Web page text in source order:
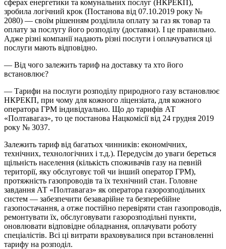
сферах енергетики та комунальних послуг (НКРЕКП),
зробила логічний крок (Постанова від 07.10.2019 року №
2080) — своїм рішенням розділила оплату за газ як товар та
оплату за послугу його розподілу (доставки). І це правильно.
Адже різні компанії надають різні послуги і оплачуватися ці
послуги мають відповідно.
— Від чого залежить тариф на доставку та хто його
встановлює?
— Тарифи на послуги розподілу природного газу встановлює
НКРЕКП, при чому для кожного ліцензіата, для кожного
оператора ГРМ індивідуально. Що до тарифів АТ
«Полтавагаз», то це постанова Нацкомісії від 24 грудня 2019
року № 3037.
Залежить тариф від багатьох чинників: економічних,
технічних, технологічних і т.д.). Передусім до уваги береться
щільність населення (кількість споживачів газу на певній
території, яку обслуговує той чи інший оператор ГРМ),
протяжність газопроводів та їх технічний стан. Головне
завдання АТ «Полтавагаз» як оператора газорозподільних
систем — забезпечити безаварійне та безперебійне
газопостачання, а отже постійно перевіряти стан газопроводів,
ремонтувати їх, обслуговувати газорозподільні пункти,
оновлювати відповідне обладнання, оплачувати роботу
спеціалістів. Всі ці витрати враховувалися при встановленні
тарифу на розподіл.